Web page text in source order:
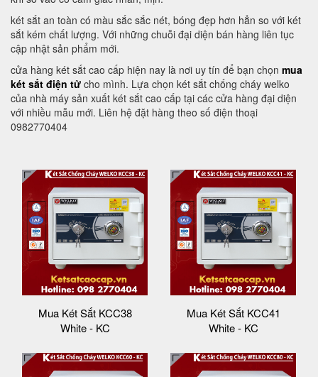
két sắt an toàn có màu sắc sắc nét, bóng đẹp hơn hẳn so với két
sắt kém chất lượng. Với những chuỗi đại diện bán hàng liên tục
cập nhật sản phẩm mới.
cửa hàng két sắt cao cấp hiện nay là nơi uy tín để bạn chọn mua
két sắt điện tử cho mình. Lựa chọn két sắt chống cháy welko
của nhà máy sản xuất két sắt cao cấp tại các cửa hàng đại diện
với nhiều mẫu mới. Liên hệ đặt hàng theo số điện thoại
0982770404
Mua Két Sắt KCC38
White - KC
Mua Két Sắt KCC41
White - KC